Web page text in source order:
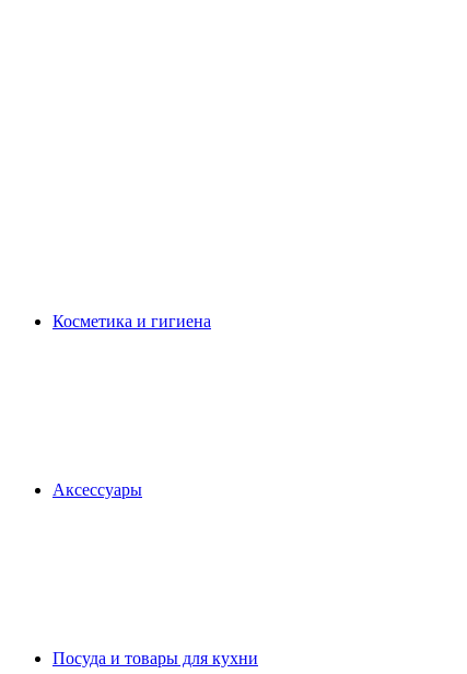
Косметика и гигиена
Аксессуары
Посуда и товары для кухни